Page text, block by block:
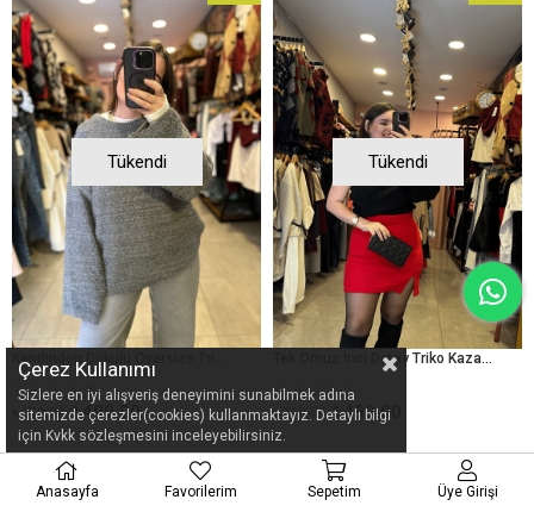
Tükendi
★ ★ ★
₺499,00
₺650,00
İndirim
%23İndirim
Tükendi
Tek Omuz İnci Detay Triko Kazak - Siyah
★ ★ ★
₺499,00
₺799,00
İndirim
İndirim
Çerez Kullanımı
Sizlere en iyi alışveriş deneyimini sunabilmek adına
sitemizde çerezler(cookies) kullanmaktayız. Detaylı bilgi
için Kvkk sözleşmesini inceleyebilirsiniz.
Anasayfa Favorilerim Sepetim Üye Girişi